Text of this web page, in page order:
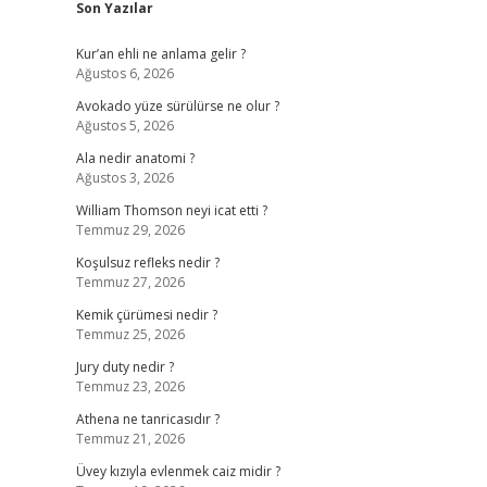
Son Yazılar
Kur’an ehli ne anlama gelir ?
Ağustos 6, 2026
Avokado yüze sürülürse ne olur ?
Ağustos 5, 2026
Ala nedir anatomi ?
Ağustos 3, 2026
William Thomson neyi icat etti ?
Temmuz 29, 2026
Koşulsuz refleks nedir ?
Temmuz 27, 2026
Kemik çürümesi nedir ?
Temmuz 25, 2026
Jury duty nedir ?
Temmuz 23, 2026
Athena ne tanricasıdır ?
Temmuz 21, 2026
Üvey kızıyla evlenmek caiz midir ?